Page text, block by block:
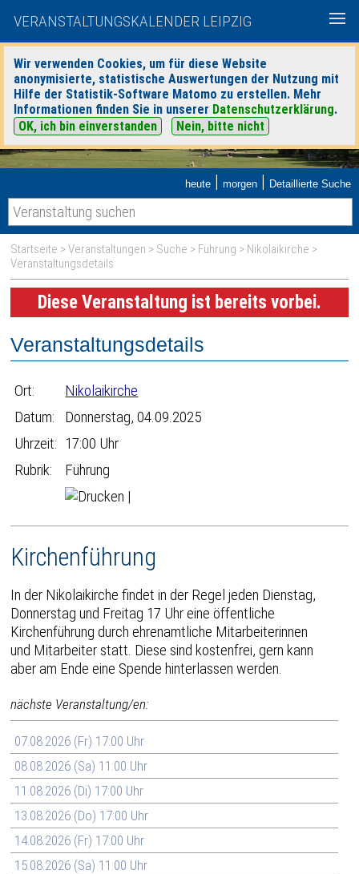
VERANSTALTUNGSKALENDER LEIPZIG
Wir verwenden Cookies, um für diese Website
anonymisierte, statistische Auswertungen der Nutzung mit
Hilfe der Statistik-Software Matomo zu erstellen. Mehr
Informationen finden Sie in unserer Datenschutzerklärung.
OK, ich bin einverstanden
Nein, bitte nicht
heute | morgen | Detaillierte Suche
Startseite >Veranstaltungen > Suche > Führung > Nikolaikirche >
Veranstaltungsdetails
Diese Veranstaltung ist bereits vorbei.
Veranstaltungsdetails
Ort:
Nikolaikirche
Datum:
Donnerstag, 04.09.2025
Uhrzeit: 17:00 Uhr
Rubrik:
Führung
|
Kirchenführung
In der Nikolaikirche findet in der Regel jeden Dienstag,
Donnerstag und Freitag 17 Uhr eine öffentliche
Kirchenführung durch ehrenamtliche Mitarbeiterinnen
und Mitarbeiter statt. Diese sind kostenfrei, gern kann
aber am Ende eine Spende hinterlassen werden.
nächste Veranstaltung/en:
07.08.2026 (Fr) 17:00 Uhr
08.08.2026 (Sa) 11:00 Uhr
11.08.2026 (Di) 17:00 Uhr
13.08.2026 (Do) 17:00 Uhr
14.08.2026 (Fr) 17:00 Uhr
15.08.2026 (Sa) 11:00 Uhr